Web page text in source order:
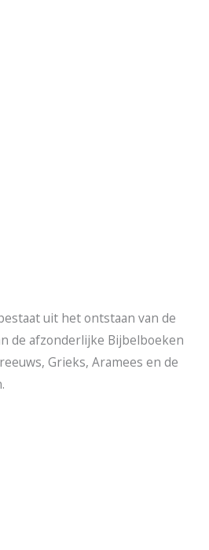
uit het ontstaan van de
de afzonderlijke Bijbelboeken
Grieks, Aramees en de